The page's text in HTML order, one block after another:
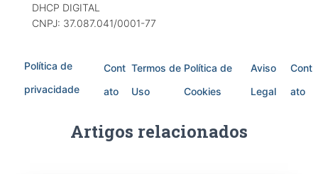
DHCP DIGITAL
CNPJ: 37.087.041/0001-77
Política de
privacidade
Cont
ato
Termos de
Uso
Política de
Cookies
Aviso
Legal
Cont
ato
Artigos relacionados